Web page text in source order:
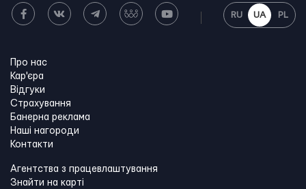
RU UA PL
Про нас
Кар'єра
Відгуки
Страхування
Банерна реклама
Наші нагороди
Контакти
Агентства з працевлаштування
Знайти на карті